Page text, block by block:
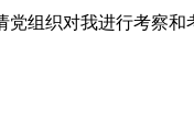
组织对我进行考察